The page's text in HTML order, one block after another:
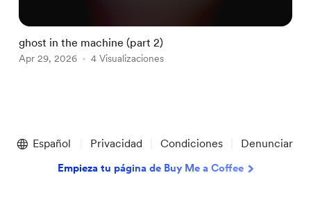
ghost in the machine (part 2)
Apr 29, 2026 4 Visualizaciones
of
Español Privacidad Condiciones Denunciar
Empieza tu página de Buy Me a Coffee